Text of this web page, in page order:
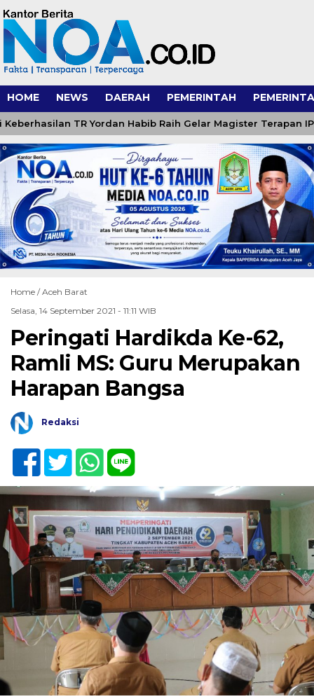
HOME NEWS DAERAH PEMERINTAH
TR Yordan Habib Raih Gelar Magister Terapan IPDN
Home /Aceh Barat
Selasa, 14 September 2021 - 11:11 WIB
Peringati Hardikda Ke-62,
Ramli MS: Guru Merupakan
Harapan Bangsa
Redaksi